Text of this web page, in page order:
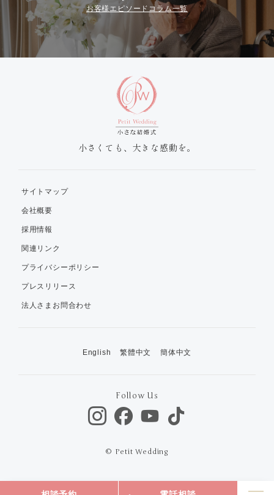
お客様エピソードコラム一覧
小さくても、大きな感動を。
サイトマップ
会社概要
採用情報
関連リンク
プライバシーポリシー
プレスリリース
法人さまお問合わせ
English 繁體中文 簡体中文
Follow Us
© Petit Wedding